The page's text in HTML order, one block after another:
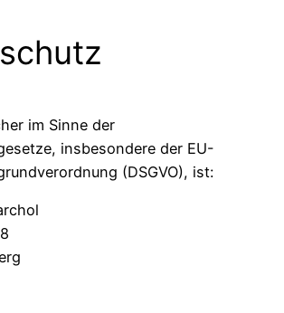
im Sinne der
insbesondere der EU-
(DSGVO), ist: